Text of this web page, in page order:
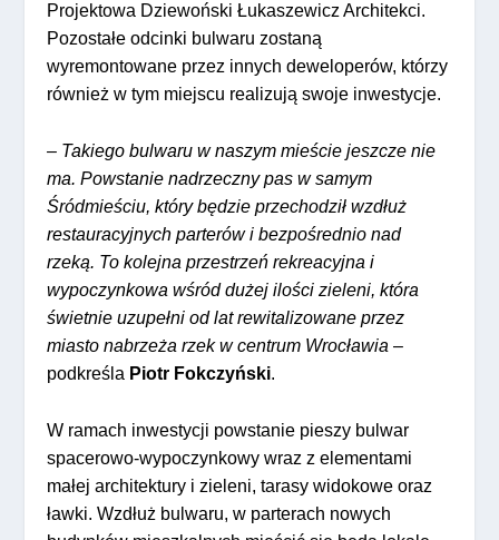
Projektowa Dziewoński Łukaszewicz Architekci.
Pozostałe odcinki bulwaru zostaną
wyremontowane przez innych deweloperów, którzy
również w tym miejscu realizują swoje inwestycje.
– Takiego bulwaru w naszym mieście jeszcze nie
ma. Powstanie nadrzeczny pas w samym
Śródmieściu, który będzie przechodził wzdłuż
restauracyjnych parterów i bezpośrednio nad
rzeką. To kolejna przestrzeń rekreacyjna i
wypoczynkowa wśród dużej ilości zieleni, która
świetnie uzupełni od lat rewitalizowane przez
miasto nabrzeża rzek w centrum Wrocławia–
podkreśla Piotr Fokczyński.
W ramach inwestycji powstanie pieszy bulwar
spacerowo-wypoczynkowy wraz z elementami
małej architektury i zieleni, tarasy widokowe oraz
ławki. Wzdłuż bulwaru, w parterach nowych